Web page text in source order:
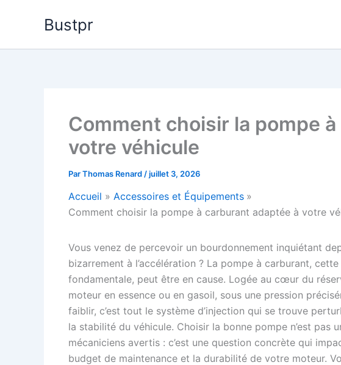
Bustpr
Comment choisir la pompe
votre véhicule
ParThomas Renard /juillet 3, 2026
Accueil
Accessoires et Équipements
Comment choisir la pompe à carburant adaptée à votre
Vous venez de percevoir un bourdonnement inquiétant
bizarrement à l’accélération ? La pompe à carburant,
fondamentale, peut être en cause. Logée au cœur du
moteur en essence ou en gasoil, sous une pression
faiblir, c’est tout le système d’injection qui se trouve
la stabilité du véhicule. Choisir la bonne pompe n’est pas
mécaniciens avertis : c’est une question concrète qui
budget de maintenance et la durabilité de votre moteur.